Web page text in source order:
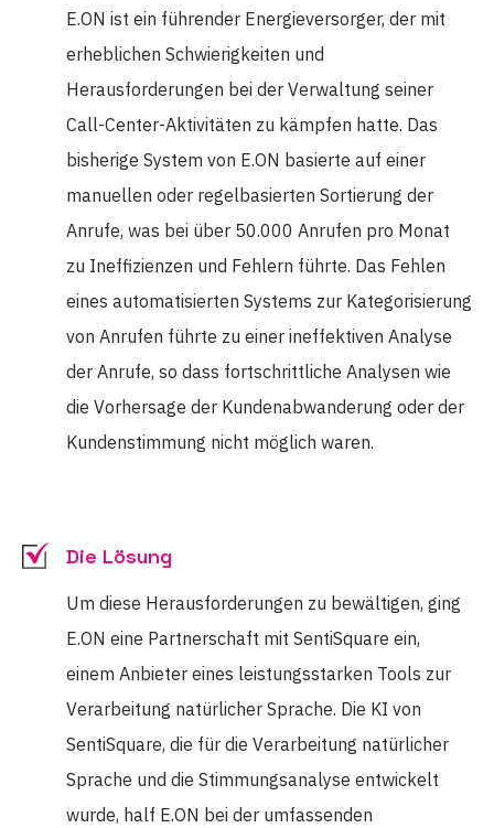
E.ON ist ein führender Energieversorger, der mit
erheblichen Schwierigkeiten und
Herausforderungen bei der Verwaltung seiner
Call-Center-Aktivitäten zu kämpfen hatte. Das
bisherige System von E.ON basierte auf einer
manuellen oder regelbasierten Sortierung der
Anrufe, was bei über 50.000 Anrufen pro Monat
zu Ineffizienzen und Fehlern führte. Das Fehlen
eines automatisierten Systems zur Kategorisierung
von Anrufen führte zu einer ineffektiven Analyse
der Anrufe, so dass fortschrittliche Analysen wie
die Vorhersage der Kundenabwanderung oder der
Kundenstimmung nicht möglich waren.
Die Lösung
Um diese Herausforderungen zu bewältigen, ging
E.ON eine Partnerschaft mit SentiSquare ein,
einem Anbieter eines leistungsstarken Tools zur
Verarbeitung natürlicher Sprache. Die KI von
SentiSquare, die für die Verarbeitung natürlicher
Sprache und die Stimmungsanalyse entwickelt
wurde, half E.ON bei der umfassenden